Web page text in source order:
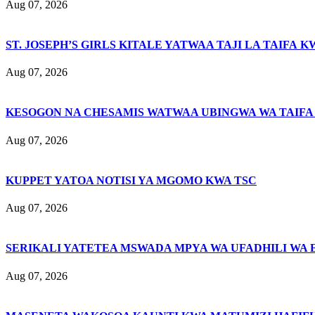
Aug 07, 2026
ST. JOSEPH’S GIRLS KITALE YATWAA TAJI LA TAIFA
Aug 07, 2026
KESOGON NA CHESAMIS WATWAA UBINGWA WA TAIFA
Aug 07, 2026
KUPPET YATOA NOTISI YA MGOMO KWA TSC
Aug 07, 2026
SERIKALI YATETEA MSWADA MPYA WA UFADHILI WA
Aug 07, 2026